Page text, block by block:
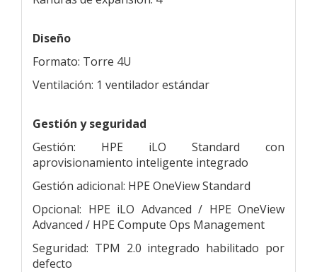
Diseño
Formato: Torre 4U
Ventilación: 1 ventilador estándar
Gestión y seguridad
Gestión: HPE iLO Standard con
aprovisionamiento inteligente integrado
Gestión adicional: HPE OneView Standard
Opcional: HPE iLO Advanced / HPE OneView
Advanced / HPE Compute Ops Management
Seguridad: TPM 2.0 integrado habilitado por
defecto